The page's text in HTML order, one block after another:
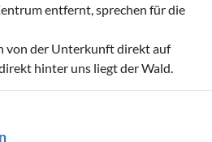
entfernt, sprechen für die
von der Unterkunft direkt auf
hinter uns liegt der Wald.